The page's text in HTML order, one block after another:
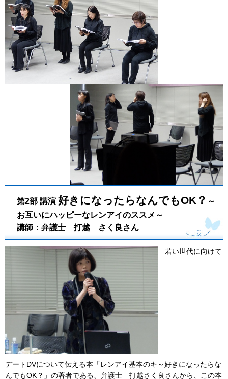
第2部 講演 好きになったらなんでもOK？ ～
お互いにハッピーなレンアイのススメ～
講師：弁護士 打越 さく良さん
若い世代に向けて
デートDVについて伝える本「レンアイ基本のキ～好きになったらな
んでもOK？」の著者である、弁護士 打越さく良さんから、この本